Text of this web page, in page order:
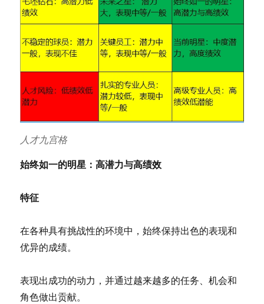
人才九宫格
始终如一的明星：高潜力与高绩效
特征
在各种具有挑战性的环境中，始终保持出色的表现和
优异的成绩。
表现出成功的动力，并通过越来越多的任务、机会和
角色做出贡献。